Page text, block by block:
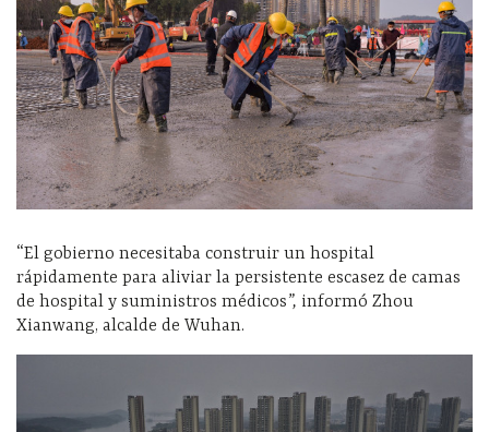
“El gobierno necesitaba construir un hospital
rápidamente para aliviar la persistente escasez de camas
de hospital y suministros médicos”, informó Zhou
Xianwang, alcalde de Wuhan.